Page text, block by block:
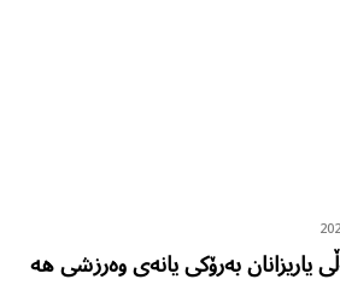
یاریزانان بەرۆکی یانەی وەرزشی هە